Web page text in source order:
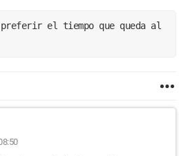
el tiempo que queda al